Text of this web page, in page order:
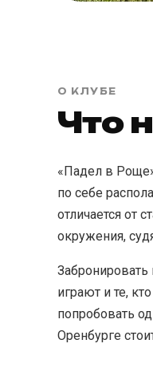
О КЛУБЕ
Что
«Падел в
по себе
отличается от
окружения,
играют и те,
попробовать
Оренбурге